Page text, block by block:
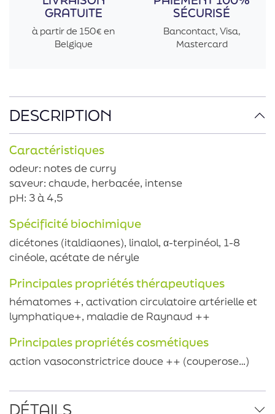
DESCRIPTION
Caractéristiques
odeur: notes de curry
saveur: chaude, herbacée, intense
pH: 3 à 4,5
Spécificité biochimique
dicétones (italdiaones), linalol, α-terpinéol, 1-8
cinéole, acétate de néryle
Principales propriétés thérapeutiques
hématomes +, activation circulatoire artérielle et
lymphatique+, maladie de Raynaud ++
Principales propriétés cosmétiques
action vasoconstrictrice douce ++ (couperose…)
DÉTAILS
GRATUITE
à partir de 150€ en
Belgique
SÉCURISÉ
Bancontact, Visa,
Mastercard